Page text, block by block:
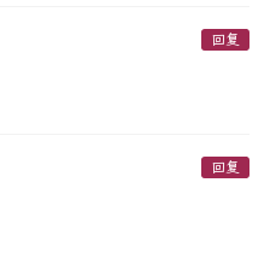
回复
回复